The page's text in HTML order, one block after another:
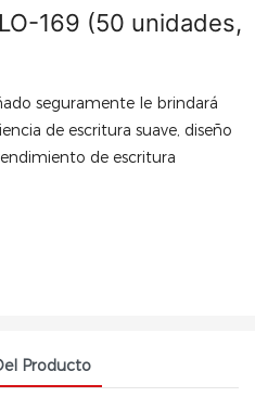
169 (50 unidades,
seguramente le brindará
de escritura suave, diseño
de escritura
Producto